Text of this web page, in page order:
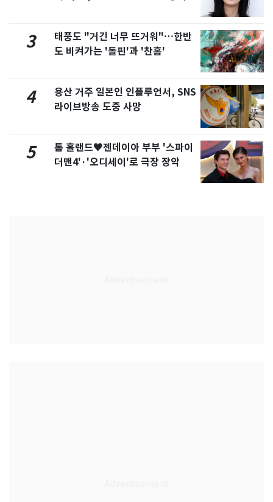
3
태풍도 "거긴 너무 뜨거워"…한반
도 비켜가는 '돌핀'과 '찬홈'
4
용산 거주 일본인 인플루언서, SNS
라이브방송 도중 사망
5
톰 홀랜드♥젠데이아 부부 '스파이
더맨4'·'오디세이'로 극장 장악